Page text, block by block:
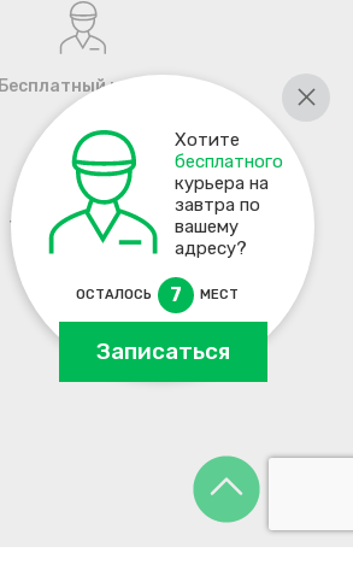
Хотите
бесплатного
курьера на
завтра по
вашему
адресу?
ОСТАЛОСЬ 7 МЕСТ
Записаться
Бесплатный курьер
+7 495 137-93-17